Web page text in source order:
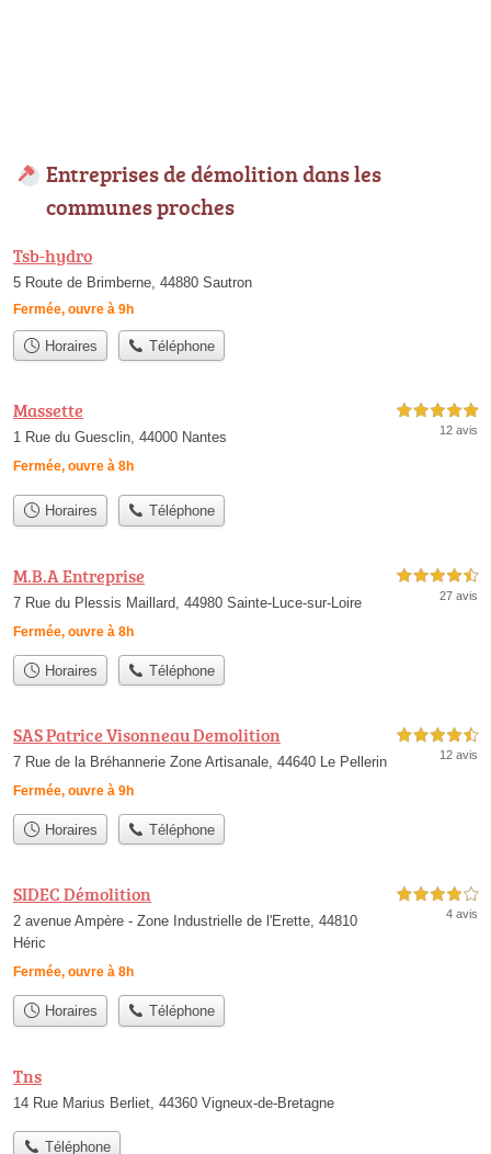
Entreprises de démolition dans les
communes proches
Tsb-hydro
5 Route de Brimberne, 44880 Sautron
Fermée, ouvre à 9h
Horaires Téléphone
Massette
1 Rue du Guesclin, 44000 Nantes
Fermée, ouvre à 8h
5,0 étoiles sur 5
12 avis
Horaires Téléphone
M.B.A Entreprise
7 Rue du Plessis Maillard, 44980 Sainte-Luce-sur-Loire
Fermée, ouvre à 8h
4,5 étoiles sur 5
27 avis
Horaires Téléphone
SAS Patrice Visonneau Demolition
7 Rue de la Bréhannerie Zone Artisanale, 44640 Le Pellerin
Fermée, ouvre à 9h
4,5 étoiles sur 5
12 avis
Horaires Téléphone
SIDEC Démolition
2 avenue Ampère - Zone Industrielle de l'Erette, 44810
Héric
Fermée, ouvre à 8h
4,0 étoiles sur 5
4 avis
Horaires Téléphone
Tns
14 Rue Marius Berliet, 44360 Vigneux-de-Bretagne
Téléphone